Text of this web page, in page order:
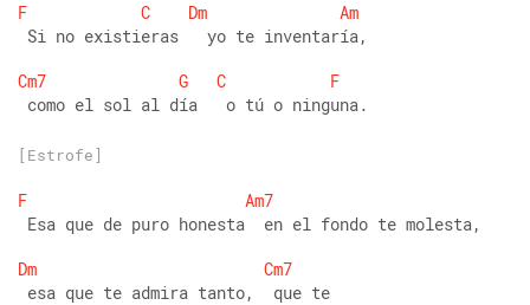
F
C Dm
Am
Si no existieras   yo te inventaría,
Cm7
G C
F
como el sol al día   o tú o ninguna.
[Estrofe]
F
Am7
Esa que de puro honesta  en el fondo te molesta,
Dm
Cm7
esa que te admira tanto,  que te